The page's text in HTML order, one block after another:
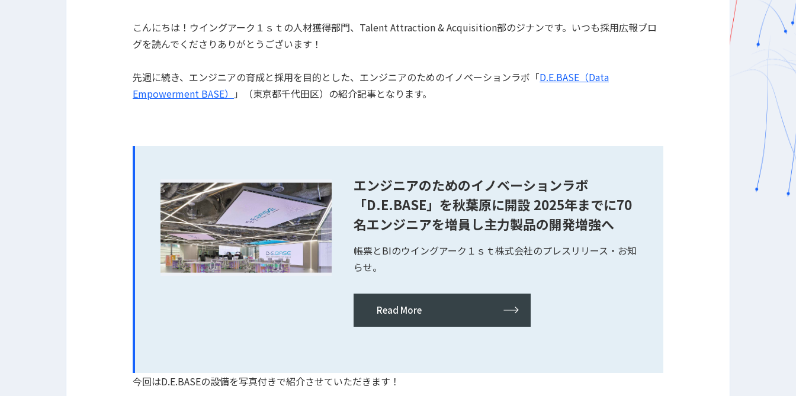
こんにちは！ウイングアーク１ｓｔの人材獲得部門、Talent Attraction & Acquisition部のジナンです。いつも採用広報ブロ
グを読んでくださりありがとうございます！
先週に続き、エンジニアの育成と採用を目的とした、エンジニアのためのイノベーションラボ「D.E.BASE（Data
Empowerment BASE）
」（東京都千代田区）の紹介記事となります。
エンジニアのためのイノベーションラボ
「D.E.BASE」を秋葉原に開設 2025年までに70
名エンジニアを増員し主力製品の開発増強へ
帳票とBIのウイングアーク１ｓｔ株式会社のプレスリリース・お知
らせ。
Read More
今回はD.E.BASEの設備を写真付きで紹介させていただきます！